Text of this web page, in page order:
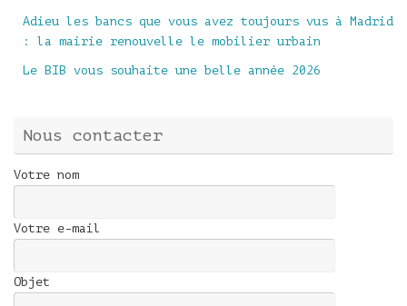
Adieu les bancs que vous avez toujours vus à Madrid
: la mairie renouvelle le mobilier urbain
Le BIB vous souhaite une belle année 2026
Nous contacter
Votre nom
Votre e-mail
Objet